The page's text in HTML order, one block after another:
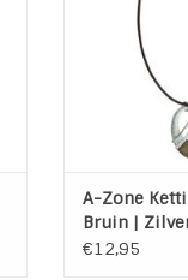
TOEVOEGEN
A-Zone
Bruin |
€12,95